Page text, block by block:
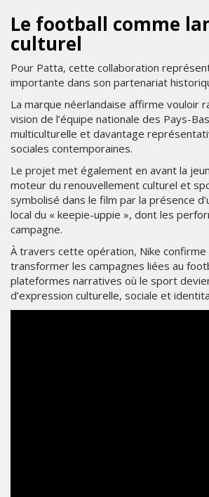
Le football comme
culturel
Pour Patta, cette collaboration
importante dans son partenariat
La marque néerlandaise affirme vouloir
vision de l’équipe nationale des Pays-
multiculturelle et davantage
sociales contemporaines.
Le projet met également en avant la
moteur du renouvellement culturel et
symbolisé dans le film par la présence
local du « keepie-uppie », dont les
campagne.
À travers cette opération, Nike
transformer les campagnes liées au
plateformes narratives où le sport
d’expression culturelle, sociale et